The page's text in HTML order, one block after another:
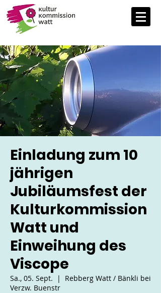
Einladung zum 10
jährigen
Jubiläumsfest der
Kulturkommission
Watt und
Einweihung des
Viscope
Sa., 05. Sept.
  |
Rebberg Watt / Bänkli bei
Verzw. Buenstr